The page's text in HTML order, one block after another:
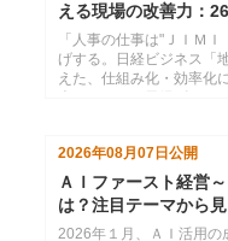
える現場の改善力：
「人事の仕事は"ＪＩＭ
げする。日経ビジネス「
えた、仕組み化・効率化
2026年08月07日公開
ＡＩファースト経営
は？注目テーマから
月14日配信
2026年１月、ＡＩ活用の